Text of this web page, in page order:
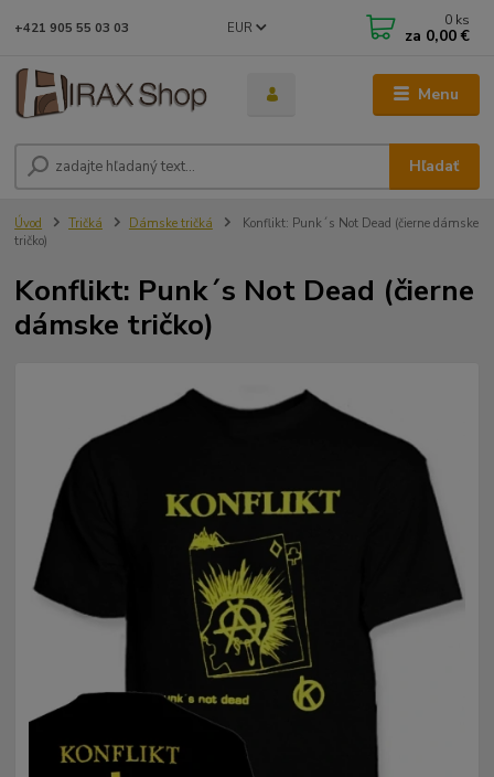
Menu
EUR
Hľadať
+421 905 55 03 03 0 ks
za 0,00 €
Úvod Tričká Dámske tričká
Konflikt: Punk´s Not Dead (čierne dámske
tričko)
Konflikt: Punk´s Not Dead (čierne
dámske tričko)